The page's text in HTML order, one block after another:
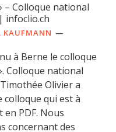
– Colloque national
infoclio.ch
KAUFMANN
à Berne le colloque
Colloque national
Olivier a
colloque qui est à
PDF. Nous
concernant des